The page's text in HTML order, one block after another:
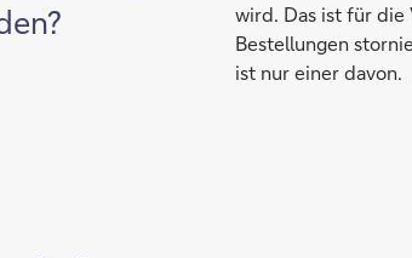
wird. Das ist für die
Bestellungen
ist nur einer davon.